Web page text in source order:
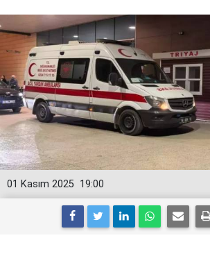
19:00
01 Kasım 2025